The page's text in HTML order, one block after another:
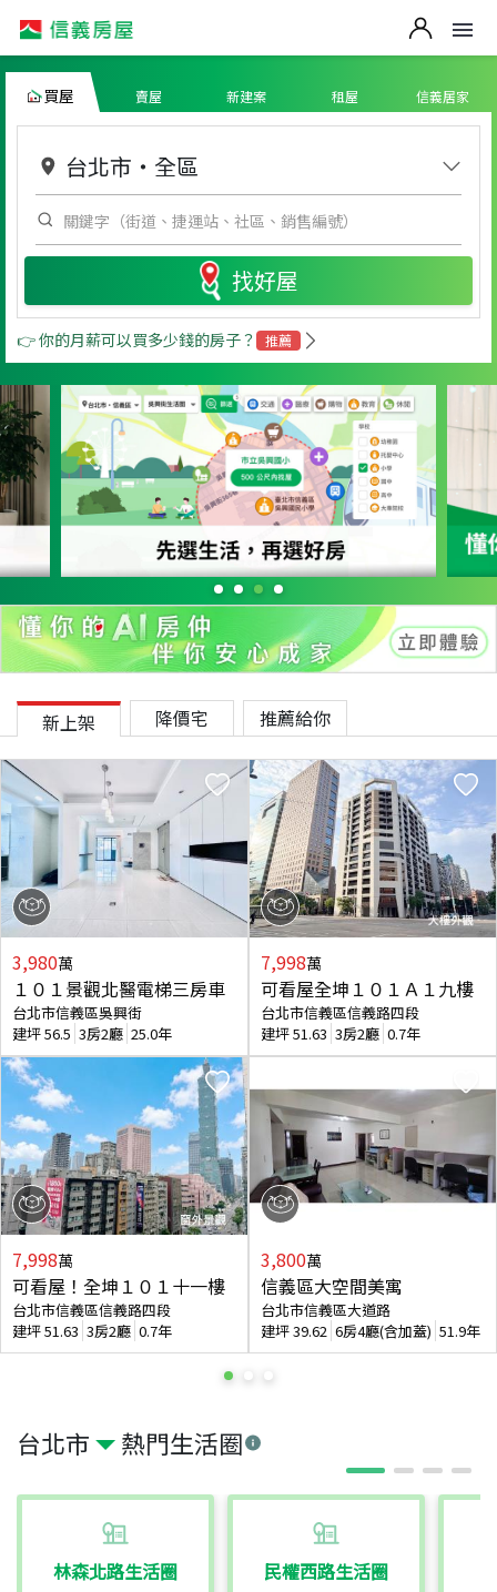
買屋 賣屋 新建案 租屋 信義居家
台北市 ・ 全區
找好屋
👉 你的月薪可以買多少錢的房子？ 推薦
台北市 熱門生活圈
林森北路生活圈 民權西路生活圈
新上架 降價宅 推薦給你
3,980萬
１０１景觀北醫電梯三房車
台北市信義區吳興街
建坪56.5 3房2廳 25.0年
7,998萬
可看屋！全坤１０１十一樓
台北市信義區信義路四段
建坪51.63 3房2廳 0.7年
7,998萬
可看屋全坤１０１Ａ１九樓
台北市信義區信義路四段
建坪51.63 3房2廳 0.7年
3,800萬
信義區大空間美寓
台北市信義區大道路
建坪39.62 6房4廳(含加蓋) 51.9年